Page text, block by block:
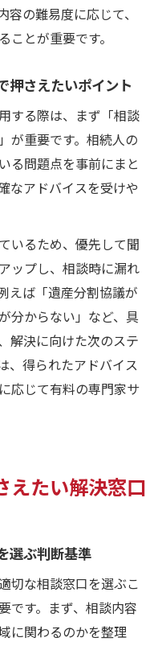
の難易度に応じて、
とが重要です。
押さえたいポイント
する際は、まず「相談
が重要です。相続人の
る問題点を事前にまと
なアドバイスを受けや
いるため、優先して聞
ップし、相談時に漏れ
えば「遺産分割協議が
分からない」など、具
解決に向けた次のステ
、得られたアドバイス
応じて有料の専門家サ
えたい解決窓口
選ぶ判断基準
切な相談窓口を選ぶこ
です。まず、相談内容
に関わるのかを整理